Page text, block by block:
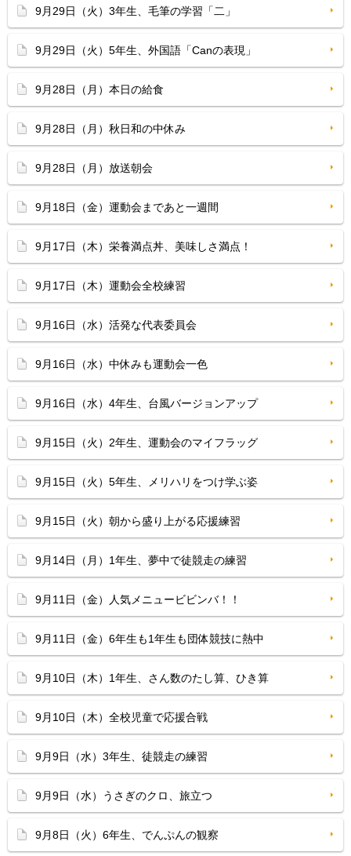
9月29日（火）3年生、毛筆の学習「二」
9月29日（火）5年生、外国語「Canの表現」
9月28日（月）本日の給食
9月28日（月）秋日和の中休み
9月28日（月）放送朝会
9月18日（金）運動会まであと一週間
9月17日（木）栄養満点丼、美味しさ満点！
9月17日（木）運動会全校練習
9月16日（水）活発な代表委員会
9月16日（水）中休みも運動会一色
9月16日（水）4年生、台風バージョンアップ
9月15日（火）2年生、運動会のマイフラッグ
9月15日（火）5年生、メリハリをつけ学ぶ姿
9月15日（火）朝から盛り上がる応援練習
9月14日（月）1年生、夢中で徒競走の練習
9月11日（金）人気メニュービビンバ！！
9月11日（金）6年生も1年生も団体競技に熱中
9月10日（木）1年生、さん数のたし算、ひき算
9月10日（木）全校児童で応援合戦
9月9日（水）3年生、徒競走の練習
9月9日（水）うさぎのクロ、旅立つ
9月8日（火）6年生、でんぷんの観察